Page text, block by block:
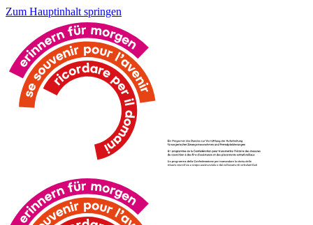
Zum Hauptinhalt springen